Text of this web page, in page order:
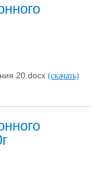
20.docx (скачать)